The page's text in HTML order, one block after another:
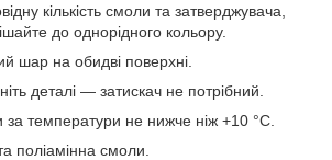
кількість смоли та затверджувача,
до однорідного кольору.
шар на обидві поверхні.
деталі — затискач не потрібний.
за температури не нижче ніж +10 °C.
поліамінна смоли.